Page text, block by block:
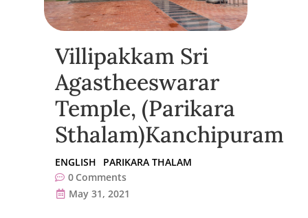
Villipakkam Sri
Agastheeswarar
Temple, (Parikara
Sthalam)Kanchipuram
ENGLISH
PARIKARA THALAM
0 Comments
May 31, 2021